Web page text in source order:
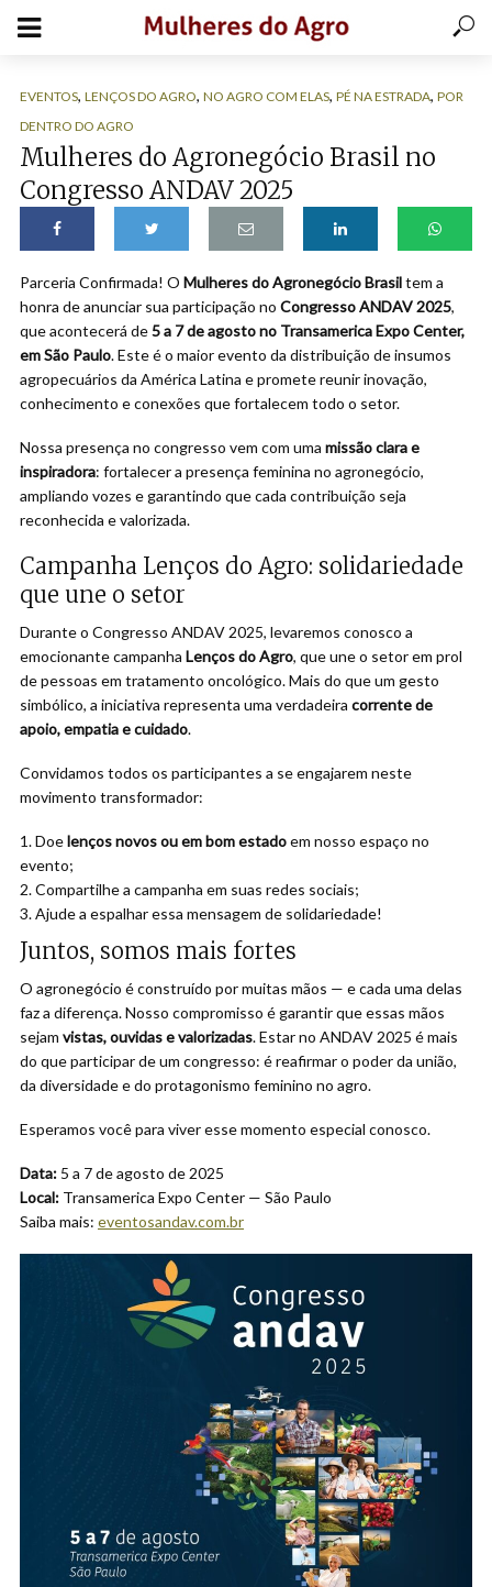
EVENTOS, LENÇOS DO AGRO, NO AGRO COM ELAS, PÉ NA ESTRADA, POR
DENTRO DO AGRO
Mulheres do Agronegócio Brasil no
Congresso ANDAV 2025
Parceria Confirmada! O Mulheres do Agronegócio Brasiltem a
honra de anunciar sua participação no Congresso ANDAV 2025,
que acontecerá de5 a 7 de agosto no Transamerica Expo Center,
em São Paulo. Este é o maior evento da distribuição de insumos
agropecuários da América Latina e promete reunir inovação,
conhecimento e conexões que fortalecem todo o setor.
Nossa presença no congresso vem com uma missão clara e
inspiradora: fortalecer a presença feminina no agronegócio,
ampliando vozes e garantindo que cada contribuição seja
reconhecida e valorizada.
Campanha Lenços do Agro: solidariedade
que une o setor
Durante o Congresso ANDAV 2025, levaremos conosco a
emocionante campanha Lenços do Agro, que une o setor em prol
de pessoas em tratamento oncológico. Mais do que um gesto
simbólico, a iniciativa representa uma verdadeira corrente de
apoio, empatia e cuidado.
Convidamos todos os participantes a se engajarem neste
movimento transformador:
Doelenços novos ou em bom estadoem nosso espaço no
evento;
Compartilhe a campanha em suas redes sociais;
Ajude a espalhar essa mensagem de solidariedade!
Juntos, somos mais fortes
O agronegócio é construído por muitas mãos — e cada uma delas
faz a diferença. Nosso compromisso é garantir que essas mãos
sejam vistas, ouvidas e valorizadas. Estar no ANDAV 2025 é mais
do que participar de um congresso: é reafirmar o poder da união,
da diversidade e do protagonismo feminino no agro.
Esperamos você para viver esse momento especial conosco.
Data: 5 a 7 de agosto de 2025
Local: Transamerica Expo Center — São Paulo
Saiba mais: eventosandav.com.br